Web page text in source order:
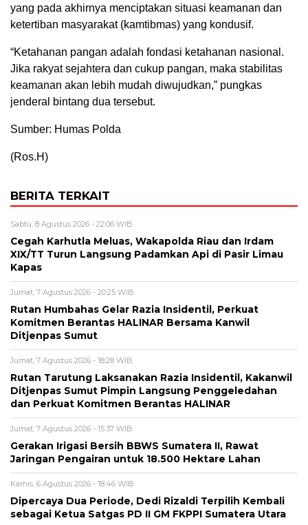
yang pada akhirnya menciptakan situasi keamanan dan
ketertiban masyarakat (kamtibmas) yang kondusif.
“Ketahanan pangan adalah fondasi ketahanan nasional.
Jika rakyat sejahtera dan cukup pangan, maka stabilitas
keamanan akan lebih mudah diwujudkan,” pungkas
jenderal bintang dua tersebut.
Sumber: Humas Polda
(Ros.H)
BERITA TERKAIT
Sabtu, 8 Agustus 2026 - 22:06 WIB
Cegah Karhutla Meluas, Wakapolda Riau dan Irdam
XIX/TT Turun Langsung Padamkan Api di Pasir Limau
Kapas
Jumat, 7 Agustus 2026 - 20:25 WIB
Rutan Humbahas Gelar Razia Insidentil, Perkuat
Komitmen Berantas HALINAR Bersama Kanwil
Ditjenpas Sumut
Jumat, 7 Agustus 2026 - 18:28 WIB
Rutan Tarutung Laksanakan Razia Insidentil, Kakanwil
Ditjenpas Sumut Pimpin Langsung Penggeledahan
dan Perkuat Komitmen Berantas HALINAR
Jumat, 7 Agustus 2026 - 15:37 WIB
Gerakan Irigasi Bersih BBWS Sumatera II, Rawat
Jaringan Pengairan untuk 18.500 Hektare Lahan
Kamis, 6 Agustus 2026 - 18:46 WIB
Dipercaya Dua Periode, Dedi Rizaldi Terpilih Kembali
sebagai Ketua Satgas PD II GM FKPPI Sumatera Utara